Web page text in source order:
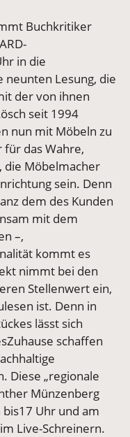
Buchkritiker
in die
Lesung, die
der von ihnen
seit 1994
nun mit Möbeln zu
für das Wahre,
die Möbelmacher
sein. Denn
dem des Kunden
mit dem
–,
kommt es
nimmt bei den
Stellenwert ein,
ist. Denn in
lässt sich
schaffen
Diese „regionale
Münzenberg
Uhr und am
Live-Schreinern.